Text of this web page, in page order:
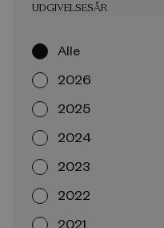
UDGIVELSESÅR
Alle
2026
2025
2024
2023
2022
2021